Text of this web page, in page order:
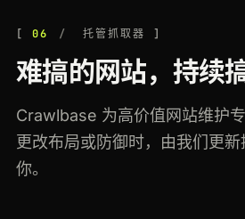
06 托管抓取器
难搞的网站，持续搞
Crawlbase 为高价值网站维护
更改布局或防御时，由我们更
你。